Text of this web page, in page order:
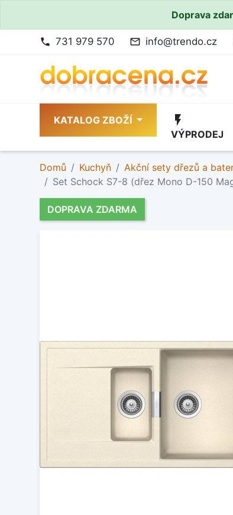
Doprava
phone 731 979 570 mail_outline info@trendo.cz
KATALOG ZBOŽÍ flash_on
VÝPRODEJ
Domů Kuchyň Akční sety dřezů a
Set Schock S7-8 (dřez Mono D-150
DOPRAVA ZDARMA